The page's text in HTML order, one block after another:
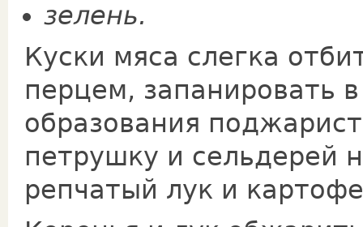
зелень.
Куски мяса слегка
перцем, запанировать
образования
петрушку и сельдерей
репчатый лук и